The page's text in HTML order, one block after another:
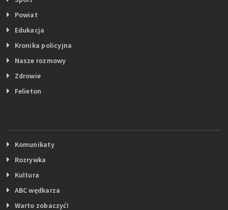
Powiat
Edukacja
Kronika policyjna
Nasze rozmowy
Zdrowie
Felieton
Komunikaty
Rozrywka
Kultura
ABC wędkarza
Warto zobaczyć!